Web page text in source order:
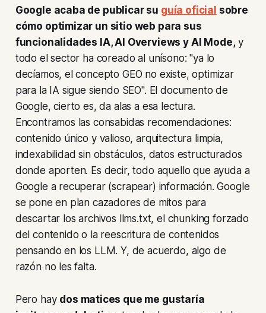
Google acaba de publicar su guía oficial sobre
cómo optimizar un sitio web para sus
funcionalidades IA, AI Overviews y AI Mode,y
todo el sector ha coreado al unísono: "ya lo
decíamos, el concepto GEO no existe, optimizar
para la IA sigue siendo SEO". El documento de
Google, cierto es, da alas a esa lectura.
Encontramos las consabidas recomendaciones:
contenido único y valioso, arquitectura limpia,
indexabilidad sin obstáculos, datos estructurados
donde aporten. Es decir, todo aquelloque ayuda a
Google a recuperar (scrapear) información. Google
se pone en plan cazadores de mitos para
descartar los archivos llms.txt, el chunking forzado
del contenido o la reescritura de contenidos
pensando en los LLM. Y, de acuerdo, algo de
razón no les falta.
Pero hay dos matices que me gustaría